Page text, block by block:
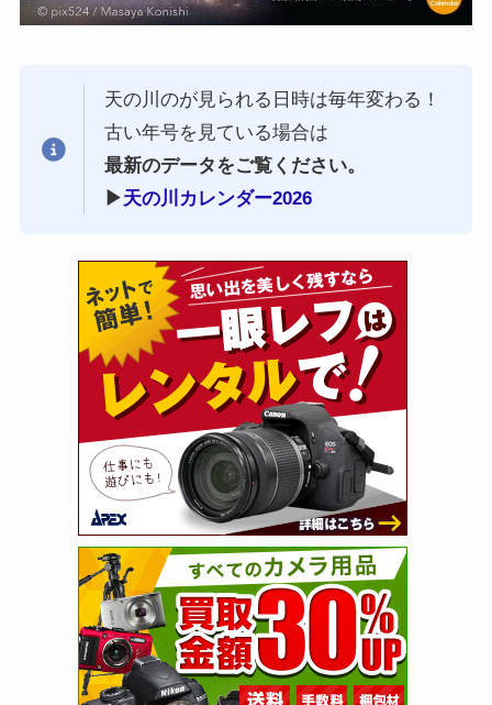
天の川のが見られる日時は毎年変わる！
古い年号を見ている場合は
最新のデータをご覧ください。
▶︎天の川カレンダー2026